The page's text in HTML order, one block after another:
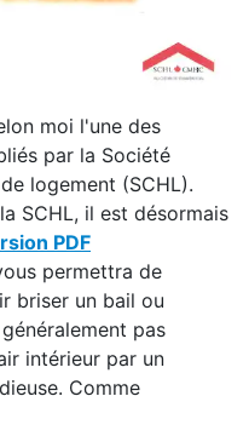
moi l'une des
par la Société
logement (SCHL).
SCHL, il est désormais
PDF
permettra de
briser un bail ou
pas
intérieur par un
Comme